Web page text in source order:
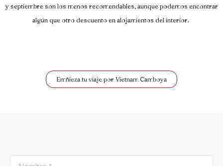
y septiembre son los menos recomendables, aunque podemos encontrar
algún que otro descuento en alojamientos del interior.
Emñieza tu viaje por Vietnam Camboya